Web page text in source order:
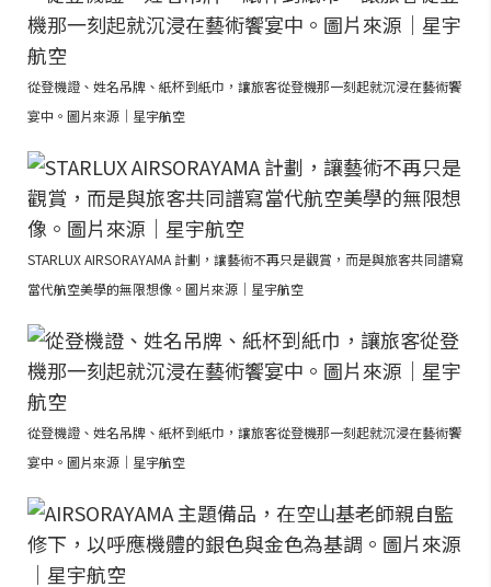
從登機證、姓名吊牌、紙杯到紙巾，讓旅客從登機那一刻起就沉浸在藝術饗
宴中。圖片來源｜星宇航空
STARLUX AIRSORAYAMA 計劃，讓藝術不再只是觀賞，而是與旅客共同譜寫
當代航空美學的無限想像。圖片來源｜星宇航空
從登機證、姓名吊牌、紙杯到紙巾，讓旅客從登機那一刻起就沉浸在藝術饗
宴中。圖片來源｜星宇航空